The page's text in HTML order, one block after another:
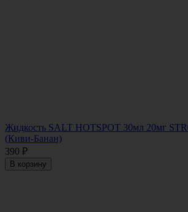
Жидкость SALT HOTSPOT 30мл 20мг
(Киви-Банан)
390 ₽
В корзину